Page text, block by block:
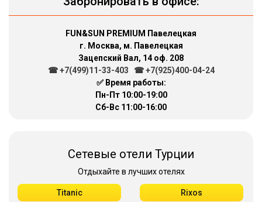
FUN&SUN PREMIUM Павелецкая
г. Москва, м. Павелецкая
Зацепский Вал, 14 оф. 208
☎ +7(499)11-33-403
☎ +7(925)400-04-24
✅ Время работы:
Пн-Пт 10:00-19:00
Сб-Вс 11:00-16:00
Сетевые отели Турции
Отдыхайте в лучших отелях
Titanic Rixos